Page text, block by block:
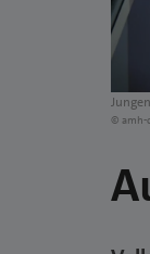
© amh-